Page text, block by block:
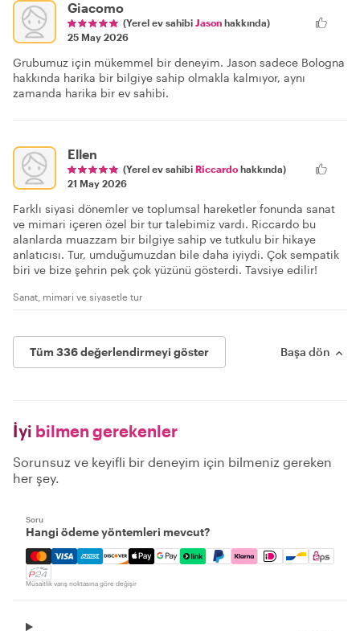
Giacomo
(Yerel ev sahibi Jason hakkında)
25 May 2026
Grubumuz için mükemmel bir deneyim. Jason sadece Bologna
hakkında harika bir bilgiye sahip olmakla kalmıyor, aynı
zamanda harika bir ev sahibi.
Ellen
(Yerel ev sahibi Riccardo hakkında)
21 May 2026
Farklı siyasi dönemler ve toplumsal hareketler fonunda sanat
ve mimari içeren özel bir tur talebimiz vardı. Riccardo bu
alanlarda muazzam bir bilgiye sahip ve tutkulu bir hikaye
anlatıcısı. Tur, umduğumuzdan bile daha iyiydi. Çok sempatik
biri ve bize şehrin pek çok yüzünü gösterdi. Tavsiye edilir!
Sanat, mimari ve siyasetle tur
Tüm 336 değerlendirmeyi göster Başa dön
İyi bilmen gerekenler
Sorunsuz ve keyifli bir deneyim için bilmeniz gereken
her şey.
Soru
Hangi ödeme yöntemleri mevcut?
Mastercard, Visa, Amex, Discover, Apple Pay, Google
Müsaitlik varış noktasına göre değişir